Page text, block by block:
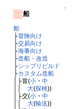
↑
船
船
├冒険向け
├交易向け
├海事向け
├造船・改造
├シップリビルド
├カスタム造船
│├冒(小・ 中
大(探検))
│├交(小・ 中
大(輸送))